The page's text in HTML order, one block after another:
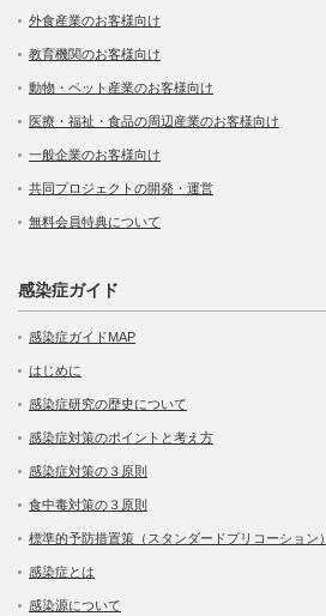
外食産業のお客様向け
教育機関のお客様向け
動物・ペット産業のお客様向け
医療・福祉・食品の周辺産業のお客様向け
一般企業のお客様向け
共同プロジェクトの開発・運営
無料会員特典について
感染症ガイド
感染症ガイドMAP
はじめに
感染症研究の歴史について
感染症対策のポイントと考え方
感染症対策の３原則
食中毒対策の３原則
標準的予防措置策（スタンダードプリコーション）
感染症とは
感染源について